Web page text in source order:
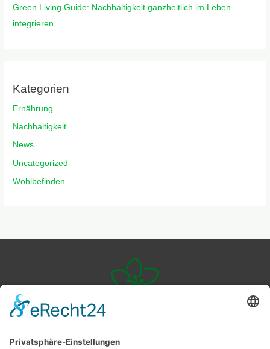
Green Living Guide: Nachhaltigkeit ganzheitlich im Leben
integrieren
Kategorien
Ernährung
Nachhaltigkeit
News
Uncategorized
Wohlbefinden